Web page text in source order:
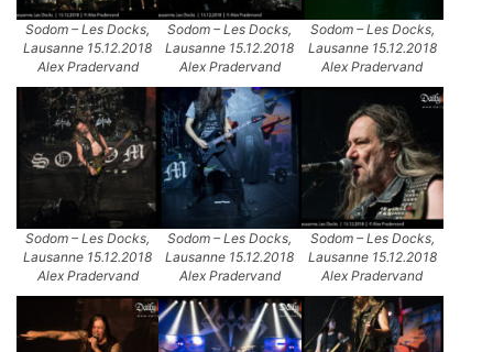
Sodom – Les Docks,
Lausanne 15.12.2018
Alex Pradervand
Sodom – Les Docks,
Lausanne 15.12.2018
Alex Pradervand
Sodom – Les Docks,
Lausanne 15.12.2018
Alex Pradervand
Sodom – Les Docks,
Lausanne 15.12.2018
Alex Pradervand
Sodom – Les Docks,
Lausanne 15.12.2018
Alex Pradervand
Sodom – Les Docks,
Lausanne 15.12.2018
Alex Pradervand